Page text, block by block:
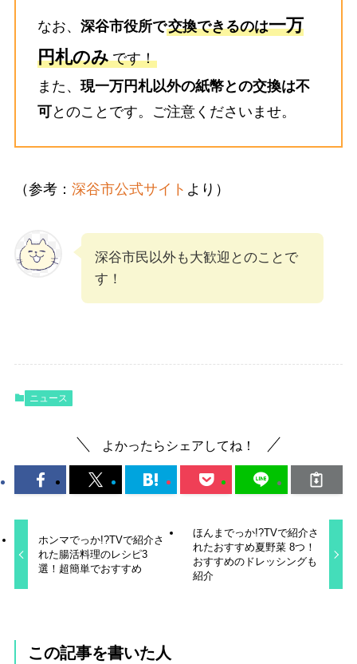
なお、 深谷市役所で交換できるのは一万
円札のみ です！
また、 現一万円札以外の紙幣との交換は不
可とのことです。ご注意くださいませ。
（参考： 深谷市公式サイト より）
深谷市民以外も大歓迎とのことで
す！
ニュース
よかったらシェアしてね！
ホンマでっか!?TVで紹介さ
れた腸活料理のレシピ3
選！超簡単でおすすめ
ほんまでっか!?TVで紹介さ
れたおすすめ夏野菜 8つ！
おすすめのドレッシングも
紹介
この記事を書いた人